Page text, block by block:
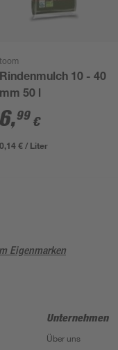
toom
Rindenmulch 10 - 40
mm 50 l
6,99 €
0,14 € / Liter
Eigenmarken
Unternehmen
Über uns